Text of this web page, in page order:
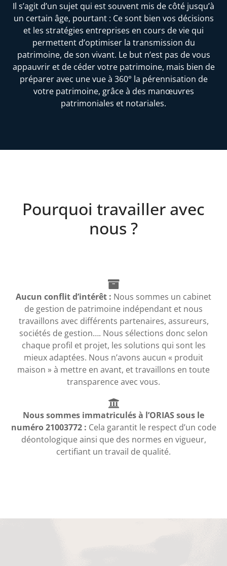
Il s’agit d’un sujet qui est souvent mis de côté jusqu’à
un certain âge, pourtant : Ce sont bien vos décisions
et les stratégies entreprises en cours de vie qui
permettent d’optimiser la transmission du
patrimoine, de son vivant. Le but n’est pas de vous
appauvrir et de céder votre patrimoine, mais bien de
préparer avec une vue à 360° la pérennisation de
votre patrimoine, grâce à des manœuvres
patrimoniales et notariales.
Pourquoi travailler avec
nous ?
Aucun conflit d’intérêt : Nous sommes un cabinet
de gestion de patrimoine indépendant et nous
travaillons avec différents partenaires, assureurs,
sociétés de gestion…. Nous sélections donc selon
chaque profil et projet, les solutions qui sont les
mieux adaptées. Nous n’avons aucun « produit
maison » à mettre en avant, et travaillons en toute
transparence avec vous.
Nous sommes immatriculés à l’ORIAS sous le
numéro 21003772 : Cela garantit le respect d’un code
déontologique ainsi que des normes en vigueur,
certifiant un travail de qualité.